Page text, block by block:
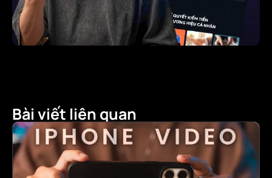
Bài viết liên quan